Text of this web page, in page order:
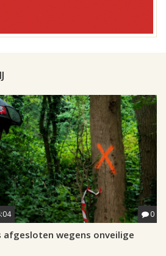
0
afgesloten wegens onveilige